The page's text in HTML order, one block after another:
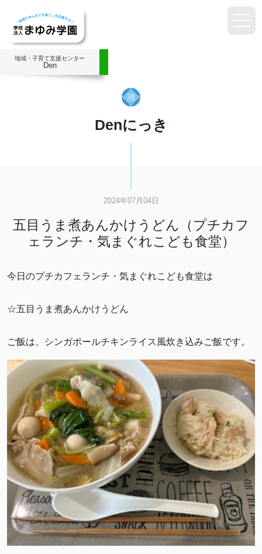
地域・子育て支援センター
Den
Denにっき
2024年07月04日
五目うま煮あんかけうどん（プチカフ
ェランチ・気まぐれこども食堂）
今日のプチカフェランチ・気まぐれこども食堂は
☆五目うま煮あんかけうどん
ご飯は、シンガポールチキンライス風炊き込みご飯です。